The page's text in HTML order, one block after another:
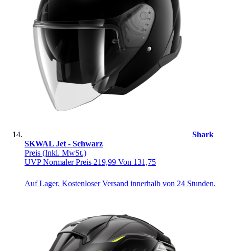
Shark
SKWAL Jet - Schwarz
Preis (Inkl. MwSt.)
UVPNormaler Preis 219,99 Von 131,75
Auf Lager. Kostenloser Versand innerhalb von 24 Stunden.